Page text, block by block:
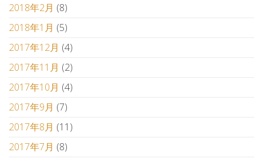
2018年2月 (8)
2018年1月 (5)
2017年12月 (4)
2017年11月 (2)
2017年10月 (4)
2017年9月 (7)
2017年8月 (11)
2017年7月 (8)